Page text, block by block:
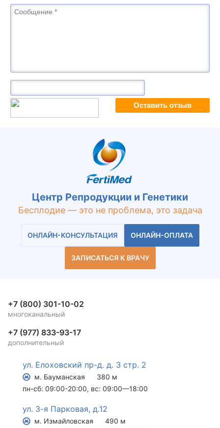
Центр Репродукции и Генетики
Бесплодие — это не проблема, это задача
ОНЛАЙН-КОНСУЛЬТАЦИЯ ОНЛАЙН-ОПЛАТА
ЗАПИСАТЬСЯ К ВРАЧУ
+7 (800) 301-10-02
многоканальный
+7 (977) 833-93-17
дополнительный
ул. Елоховский пр-д. д. 3 стр. 2
м. Бауманская
380 м
пн-сб: 09:00-20:00, вс: 09:00—18:00
ул. 3-я Парковая, д.12
м. Измайловская
490 м